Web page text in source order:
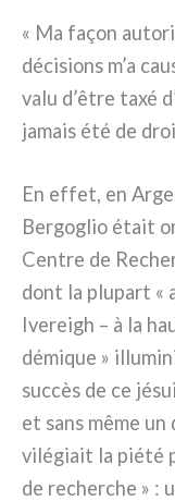
« Ma façon
déci­sions m’a
valu d’être taxé
jamais été de
En effet, en
Bergoglio était
Centre de
dont la plu­part «
Ivereigh – à la
dé­mi­que »
suc­cès de ce
et sans même
vi­lé­giait la pié­té
de recher­che » :